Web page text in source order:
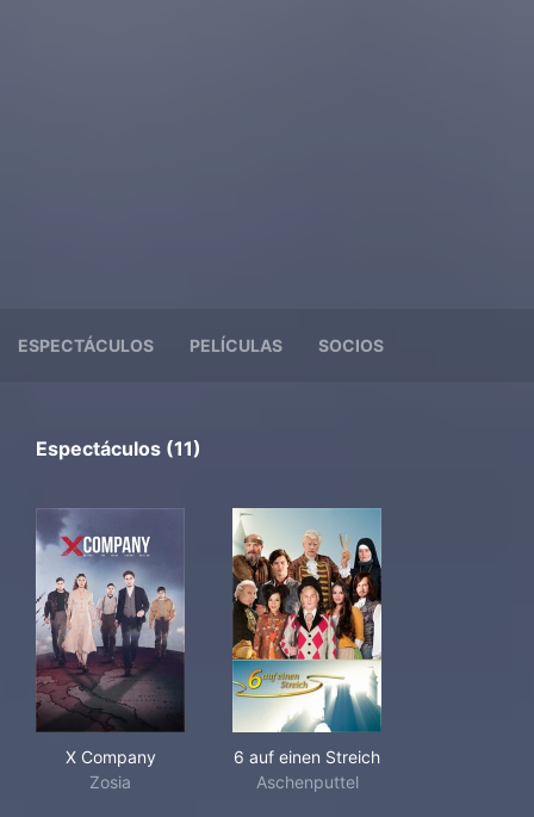
ESPECTÁCULOS PELÍCULAS SOCIOS
Espectáculos (11)
X Company
Zosia
6 auf einen Streich
Aschenputtel